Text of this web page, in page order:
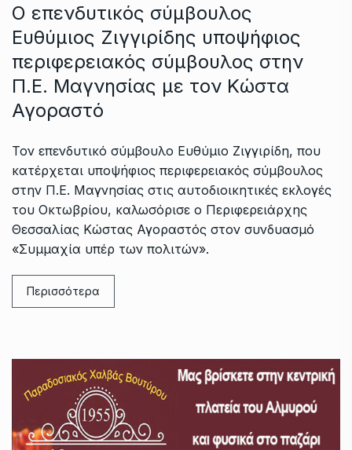
Ο επενδυτικός σύμβουλος
Ευθύμιος Ζιγγιρίδης υποψήφιος
περιφερειακός σύμβουλος στην
Π.Ε. Μαγνησίας με τον Κώστα
Αγοραστό
Τον επενδυτικό σύμβουλο Ευθύμιο Ζιγγιρίδη, που
κατέρχεται υποψήφιος περιφερειακός σύμβουλος
στην Π.Ε. Μαγνησίας στις αυτοδιοικητικές εκλογές
του Οκτωβρίου, καλωσόρισε ο Περιφερειάρχης
Θεσσαλίας Κώστας Αγοραστός στον συνδυασμό
«Συμμαχία υπέρ των πολιτών».
Περισσότερα